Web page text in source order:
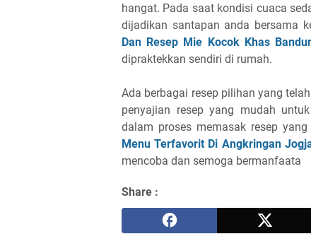
hangat. Pada saat kondisi cuaca
dijadikan santapan anda bersama
Dan Resep Mie Kocok Khas
dipraktekkan sendiri di rumah.
Ada berbagai resep pilihan yang
penyajian resep yang mudah
dalam proses memasak resep
Menu Terfavorit Di Angkringan
mencoba dan semoga bermanfaata
Share :